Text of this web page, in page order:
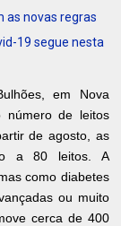
as novas regras
19 segue nesta
em Nova
número de leitos
de agosto, as
a 80 leitos. A
como diabetes
ou muito
cerca de 400